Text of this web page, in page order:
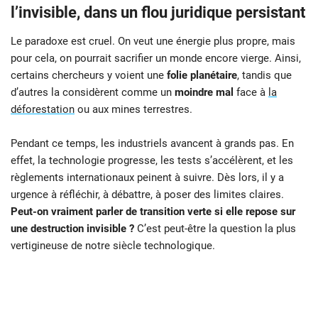
l’invisible, dans un flou juridique persistant
Le paradoxe est cruel. On veut une énergie plus propre, mais
pour cela, on pourrait sacrifier un monde encore vierge. Ainsi,
certains chercheurs y voient une folie planétaire, tandis que
d’autres la considèrent comme un moindre mal face à la
déforestation ou aux mines terrestres.
Pendant ce temps, les industriels avancent à grands pas. En
effet, la technologie progresse, les tests s’accélèrent, et les
règlements internationaux peinent à suivre. Dès lors, il y a
urgence à réfléchir, à débattre, à poser des limites claires.
Peut-on vraiment parler de transition verte si elle repose sur
une destruction invisible ? C’est peut-être la question la plus
vertigineuse de notre siècle technologique.